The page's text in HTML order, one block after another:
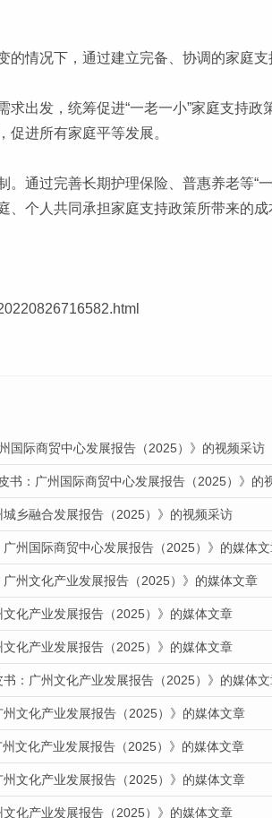
情况下，通过建立完备、协调的家庭支
出发，统筹促进“一老一小”家庭支持
进所有家庭平等发展。
通过完善长期护理保险、普惠养老等“
个人共同承担家庭支持政策所带来的成
国际商贸中心发展报告（2025）》的视频采访
书：广州国际商贸中心发展报告（2025）》的
乡融合发展报告（2025）》的视频采访
州国际商贸中心发展报告（2025）》的媒体
州文化产业发展报告（2025）》的媒体文章
化产业发展报告（2025）》的媒体文章
化产业发展报告（2025）》的媒体文章
：广州文化产业发展报告（2025）》的媒体
文化产业发展报告（2025）》的媒体文章
文化产业发展报告（2025）》的媒体文章
文化产业发展报告（2025）》的媒体文章
化产业发展报告（2025）》的媒体文章